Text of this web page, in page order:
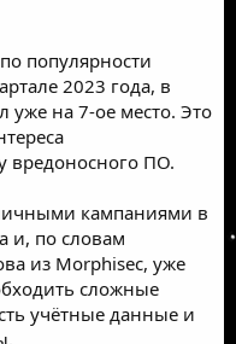
популярности
2023 года, в
уже на 7-ое место. Это
вредоносного ПО.
кампаниями в
и, по словам
из Morphisec, уже
сложные
учётные данные и